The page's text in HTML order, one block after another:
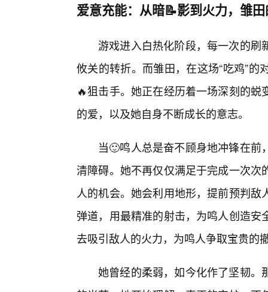
爱意充能：从暗📝影到火力，雏
游戏进入白热化阶段，每一次的刷
攸关的转折。而雏田，在这场“吃鸡”
🔥狙击手。她正在经历着一场深刻的
的爱，以及她自身不断成长的意志。
当🙂鸣人总是奋不顾身地冲锋在
清障碍。她不再仅仅满足于完成一次
人的机会。她会利用地形，提前预判
弹道，用最精准的射击，为鸣人创造
去吸引敌人的火力，为鸣人争取宝贵的
她曾经的柔弱，如今化作了坚韧。